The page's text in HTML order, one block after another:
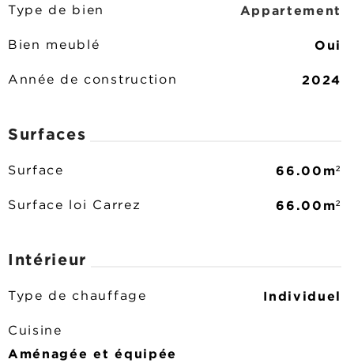
Type de bien Appartement
Bien meublé Oui
Année de construction 2024
Surfaces
Surface 66.00m²
Surface loi Carrez 66.00m²
Intérieur
Type de chauffage Individuel
Cuisine
Aménagée et équipée